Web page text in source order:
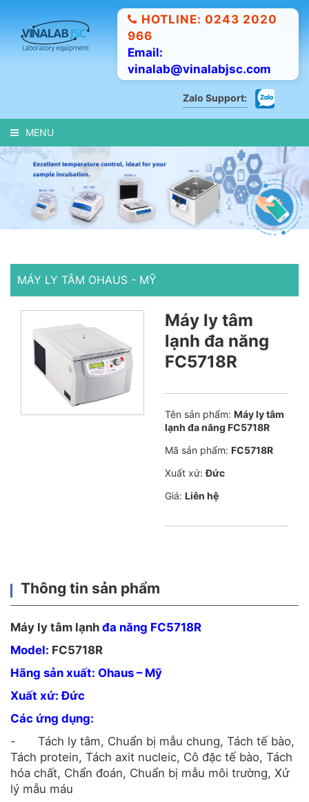
HOTLINE: 0243 2020
966
Email:
vinalab@vinalabjsc.com
Zalo Support:
MENU
MÁY LY TÂM OHAUS - MỸ
Máy ly tâm
lạnh đa năng
FC5718R
Tên sản phẩm: Máy ly tâm
lạnh đa năng FC5718R
Mã sản phẩm: FC5718R
Xuất xứ: Đức
Giá: Liên hệ
Thông tin sản phẩm
Máy ly tâm lạnh đa năng FC5718R
Model: FC5718R
Hãng sản xuất: Ohaus – Mỹ
Xuất xứ: Đức
Các ứng dụng:
-
Tách ly tâm, Chuẩn bị mẫu chung, Tách tế bào,
Tách protein, Tách axit nucleic, Cô đặc tế bào, Tách
hóa chất, Chẩn đoán, Chuẩn bị mẫu môi trường, Xử
lý mẫu máu